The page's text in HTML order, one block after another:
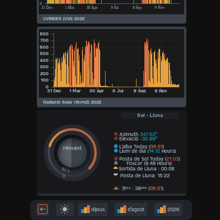
Sol - Lluna
Minvant
5hrs : 38min (06:51)
Azimuth 347.53°
Elevació -30.89°
L'alba Today (06:51)
Llum de dia (14:12 Hours)
Posta de Sol Today (21:03)
Foscor (9:48 Hours)
Sortida de Lluna : 00:08
Posta de Lluna: 15:22
dijous d’agost 2026